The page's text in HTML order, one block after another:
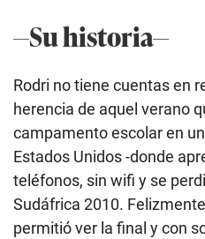
—Su historia—
Rodri no tiene cuentas en
herencia de aquel verano
campamento escolar en
Estados Unidos -donde
teléfonos, sin wifi y se
Sudáfrica 2010.
permitió ver la final y con